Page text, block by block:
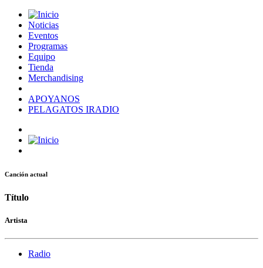
Noticias
Eventos
Programas
Equipo
Tienda
Merchandising
APOYANOS
PELAGATOS IRADIO
Canción actual
Título
Artista
Radio